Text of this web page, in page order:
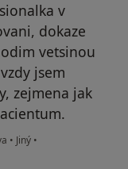
v
dokaze
vetsinou
jsem
zejmena jak
• Jiný •